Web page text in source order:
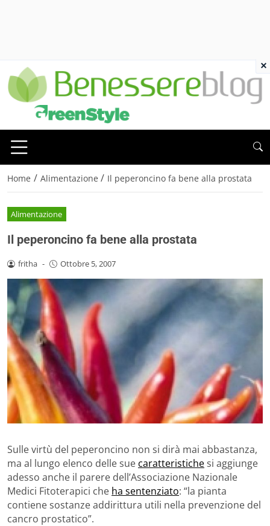
Home / Alimentazione / Il peperoncino fa bene alla prostata
Alimentazione
Il peperoncino fa bene alla prostata
fritha - Ottobre 5, 2007
Sulle virtù del peperoncino non si dirà mai abbastanza,
ma al lungo elenco delle sue caratteristichesi aggiunge
adesso anche il parere dell’Associazione Nazionale
Medici Fitoterapici che ha sentenziato: “la pianta
contiene sostanze addirittura utili nella prevenzione del
cancro prostatico”.
×